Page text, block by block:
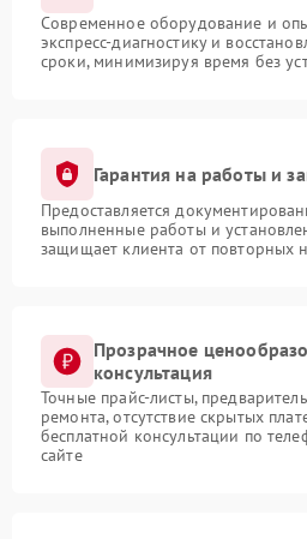
Современное оборудование и
экспресс-диагностику и
сроки, минимизируя время без
Гарантия на работы и
Предоставляется
выполненные работы и
защищает клиента от повторных
Прозрачное
консультация
Точные прайс-листы,
ремонта, отсутствие скрытых
бесплатной консультации по
сайте